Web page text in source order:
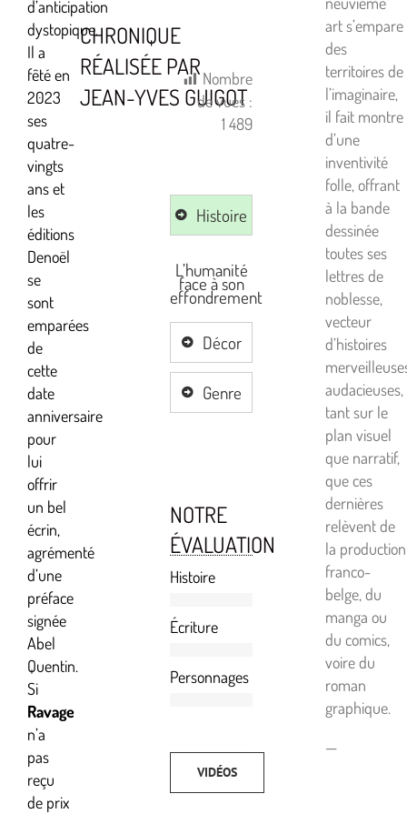
d’anticipation
dystopique.
Il a
fêté en
2023
ses
quatre-
vingts
ans et
les
éditions
Denoël
se
sont
emparées
de
cette
date
anniversaire
pour
lui
offrir
un bel
écrin,
agrémenté
d’une
préface
signée
Abel
Quentin.
Si
Ravage
n’a
pas
reçu
de prix
CHRONIQUE
RÉALISÉE PAR
JEAN-YVES GUIGOT
Nombre
de vues :
1 489
Histoire
L’humanité
face à son
effondrement
Décor
Genre
NOTRE
ÉVALUATION
Histoire
Écriture
Personnages
VIDÉOS
art s’empare
des
territoires de
l’imaginaire,
il fait montre
d’une
inventivité
folle, offrant
à la bande
dessinée
toutes ses
lettres de
noblesse,
vecteur
d’histoires
audacieuses,
tant sur le
plan visuel
que narratif,
que ces
dernières
relèvent de
la production
franco-
belge, du
manga ou
du comics,
voire du
roman
graphique.
—